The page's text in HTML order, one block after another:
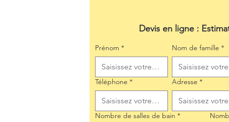
Devis en ligne :
Prénom * Nom de famille *
Téléphone * Adresse *
Nombre de salles de bain *